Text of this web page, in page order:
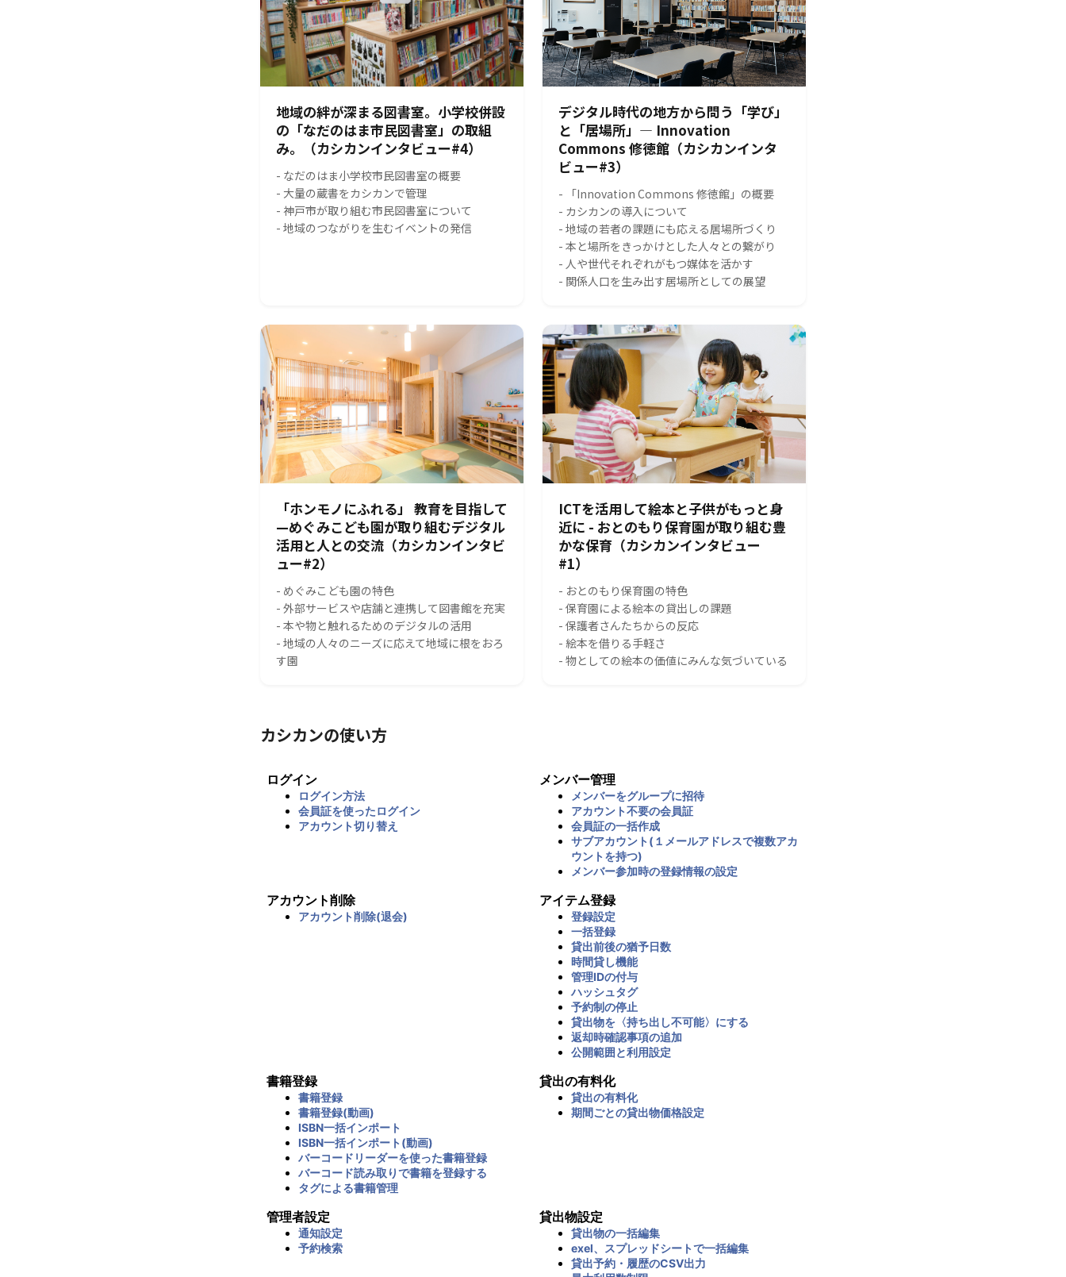
地域の絆が深まる図書室。小学校併設
の「なだのはま市民図書室」の取組
み。（カシカンインタビュー#4）
- なだのはま小学校市民図書室の概要
- 大量の蔵書をカシカンで管理
- 神戸市が取り組む市民図書室について
- 地域のつながりを生むイベントの発信
デジタル時代の地方から問う「学び」
と「居場所」― Innovation
Commons 修徳館（カシカンインタ
ビュー#3）
- 「Innovation Commons 修徳館」の概要
- カシカンの導入について
- 地域の若者の課題にも応える居場所づくり
- 本と場所をきっかけとした人々との繋がり
- 人や世代それぞれがもつ媒体を活かす
- 関係人口を生み出す居場所としての展望
「ホンモノにふれる」 教育を目指して
—めぐみこども園が取り組むデジタル
活用と人との交流（カシカンインタビ
ュー#2）
- めぐみこども園の特色
- 外部サービスや店舗と連携して図書館を充実
- 本や物と触れるためのデジタルの活用
- 地域の人々のニーズに応えて地域に根をおろ
す園
ICTを活用して絵本と子供がもっと身
近に - おとのもり保育園が取り組む豊
かな保育（カシカンインタビュー
#1）
- おとのもり保育園の特色
- 保育園による絵本の貸出しの課題
- 保護者さんたちからの反応
- 絵本を借りる手軽さ
- 物としての絵本の価値にみんな気づいている
カシカンの使い方
ログイン
ログイン方法
会員証を使ったログイン
アカウント切り替え
メンバー管理
メンバーをグループに招待
アカウント不要の会員証
会員証の一括作成
サブアカウント(１メールアドレスで複数アカ
ウントを持つ)
メンバー参加時の登録情報の設定
アカウント削除
アカウント削除(退会)
アイテム登録
登録設定
一括登録
貸出前後の猶予日数
時間貸し機能
管理IDの付与
ハッシュタグ
予約制の停止
貸出物を〈持ち出し不可能〉にする
返却時確認事項の追加
公開範囲と利用設定
書籍登録
書籍登録
書籍登録(動画)
ISBN一括インポート
ISBN一括インポート(動画)
バーコードリーダーを使った書籍登録
バーコード読み取りで書籍を登録する
タグによる書籍管理
貸出の有料化
貸出の有料化
期間ごとの貸出物価格設定
管理者設定
通知設定
予約検索
貸出物設定
貸出物の一括編集
exel、スプレッドシートで一括編集
貸出予約・履歴のCSV出力